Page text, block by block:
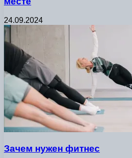
24.09.2024
Зачем нужен фитнес